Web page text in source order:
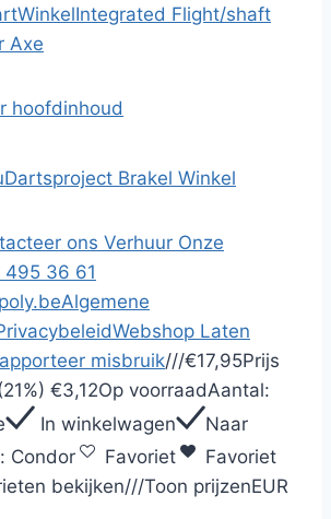
WinkelIntegrated Flight/shaft
Axe
hoofdinhoud
Dartsproject Brakel Winkel
ons Verhuur Onze
495 36 61
Algemene
Webshop Laten
misbruik///€17,95Prijs
€3,12Op voorraadAantal:
In winkelwagen
Naar
Condor Favoriet
Favoriet
bekijken///Toon prijzenEUR